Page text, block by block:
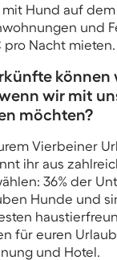
Hund auf
und
Nacht mieten.
können
wir mit
möchten?
Vierbeiner
ihr aus
36% der
Hunde und
für euren
und Hotel.